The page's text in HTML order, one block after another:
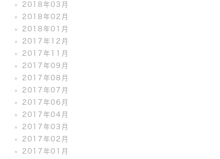
2018年03月
2018年02月
2018年01月
2017年12月
2017年11月
2017年09月
2017年08月
2017年07月
2017年06月
2017年04月
2017年03月
2017年02月
2017年01月